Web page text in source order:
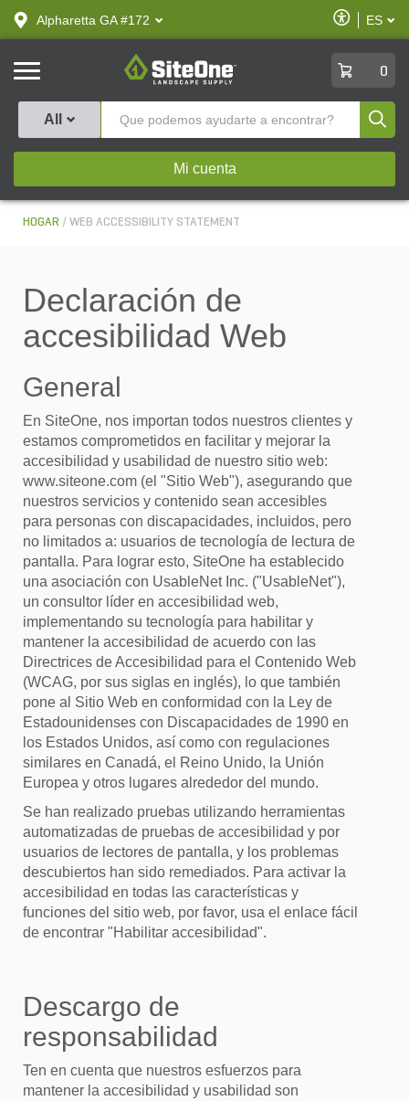
text.skipToContent
text.skipToNavigation
Alpharetta GA #172
Habilitar
ES
SiteOne
0
All
Mi cuenta
HOGAR WEB ACCESSIBILITY STATEMENT
Declaración de
accesibilidad Web
General
En SiteOne, nos importan todos nuestros clientes y
estamos comprometidos en facilitar y mejorar la
accesibilidad y usabilidad de nuestro sitio web:
www.siteone.com (el "Sitio Web"), asegurando que
nuestros servicios y contenido sean accesibles
para personas con discapacidades, incluidos, pero
no limitados a: usuarios de tecnología de lectura de
pantalla. Para lograr esto, SiteOne ha establecido
una asociación con UsableNet Inc. ("UsableNet"),
un consultor líder en accesibilidad web,
implementando su tecnología para habilitar y
mantener la accesibilidad de acuerdo con las
Directrices de Accesibilidad para el Contenido Web
(WCAG, por sus siglas en inglés), lo que también
pone al Sitio Web en conformidad con la Ley de
Estadounidenses con Discapacidades de 1990 en
los Estados Unidos, así como con regulaciones
similares en Canadá, el Reino Unido, la Unión
Europea y otros lugares alrededor del mundo.
Se han realizado pruebas utilizando herramientas
automatizadas de pruebas de accesibilidad y por
usuarios de lectores de pantalla, y los problemas
descubiertos han sido remediados. Para activar la
accesibilidad en todas las características y
funciones del sitio web, por favor, usa el enlace fácil
de encontrar "Habilitar accesibilidad".
Descargo de
responsabilidad
Ten en cuenta que nuestros esfuerzos para
mantener la accesibilidad y usabilidad son